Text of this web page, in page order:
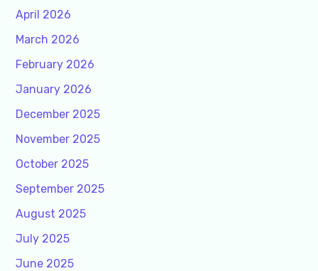
April 2026
March 2026
February 2026
January 2026
December 2025
November 2025
October 2025
September 2025
August 2025
July 2025
June 2025